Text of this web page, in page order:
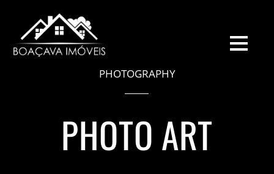
PHOTOGRAPHY
PHOTO ART